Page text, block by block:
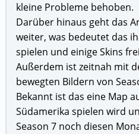
kleine Probleme behoben.
Darüber hinaus geht das
weiter, was bedeutet das
spielen und einige Skins
Außerdem ist zeitnah mit
bewegten Bildern von
Bekannt ist das eine Map
Südamerika spielen wird
Season 7 noch diesen